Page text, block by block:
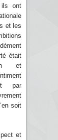
ils ont
et les
était
et
par
soit
et